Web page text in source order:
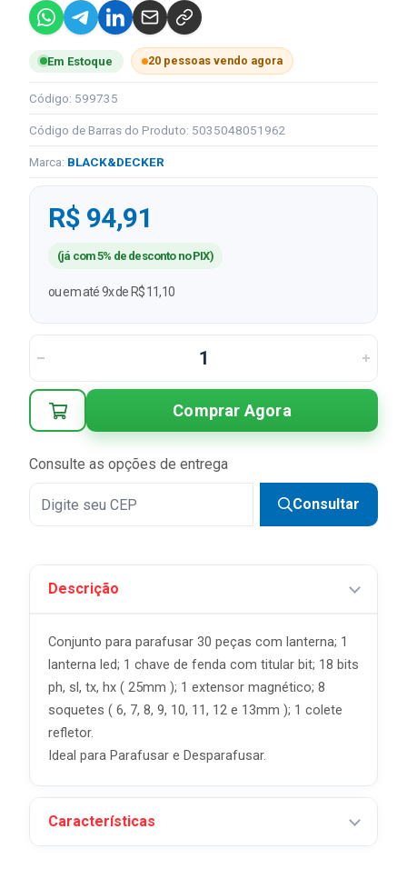
Em Estoque 20 pessoas vendo agora
Código: 599735
Código de Barras do Produto: 5035048051962
Marca: BLACK&DECKER
R$ 94,91
(já com 5% de desconto no PIX)
ou em até 9x de R$ 11,10
Comprar Agora
Consulte as opções de entrega
Consultar
Descrição
Conjunto para parafusar 30 peças com lanterna; 1
lanterna led; 1 chave de fenda com titular bit; 18 bits
ph, sl, tx, hx ( 25mm ); 1 extensor magnético; 8
soquetes ( 6, 7, 8, 9, 10, 11, 12 e 13mm ); 1 colete
refletor.
Ideal para Parafusar e Desparafusar.
Características